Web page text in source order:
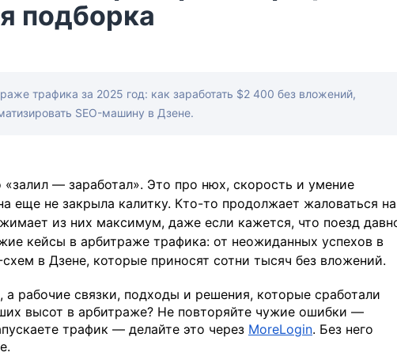
подборка
трафика за 2025 год: как заработать $2 400 без вложений,
SEO-машину в Дзене.
— заработал». Это про нюх, скорость и умение
еще не закрыла калитку. Кто-то продолжает жаловаться на
из них максимум, даже если кажется, что поезд
кейсы в арбитраже трафика: от неожиданных успехов в
в Дзене, которые приносят сотни тысяч без вложений.
рабочие связки, подходы и решения, которые сработали
высот в арбитраже? Не повторяйте чужие ошибки —
трафик — делайте это через MoreLogin. Без него